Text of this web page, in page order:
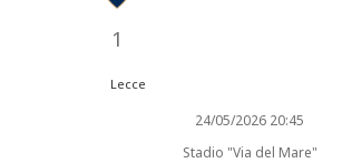
1
Lecce
24/05/2026 20:45
Stadio "Via del Mare"